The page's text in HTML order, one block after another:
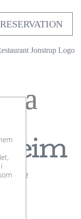
RESERVATION
16, 2022